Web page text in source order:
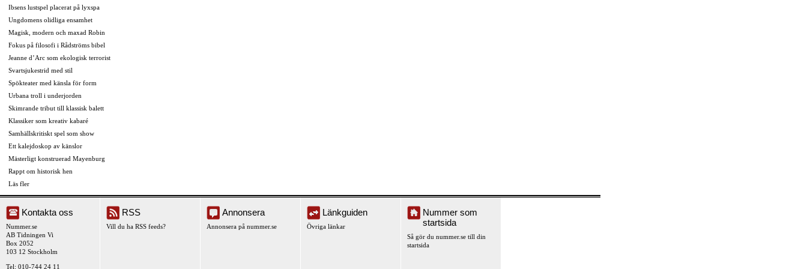
Ibsens lustspel placerat på lyxspa
Ungdomens olidliga ensamhet
Magisk, modern och maxad Robin
Fokus på filosofi i Rådströms bibel
Jeanne d’Arc som ekologisk terrorist
Svartsjukestrid med stil
Spökteater med känsla för form
Urbana troll i underjorden
Skimrande tribut till klassisk balett
Klassiker som kreativ kabaré
Samhällskritiskt spel som show
Ett kalejdoskop av känslor
Mästerligt konstruerad Mayenburg
Rappt om historisk hen
Läs fler
Kontakta oss
Nummer.se
AB Tidningen Vi
Box 2052
103 12 Stockholm
Tel: 010-744 24 11
RSS
Vill du ha RSS feeds?
Annonsera
Annonsera på nummer.se
Länkguiden
Övriga länkar
Nummer som
startsida
Så gör du nummer.se till din
startsida